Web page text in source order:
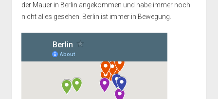
der Mauer in Berlin angekommen und habe immer noch
nicht alles gesehen. Berlin ist immer in Bewegung.